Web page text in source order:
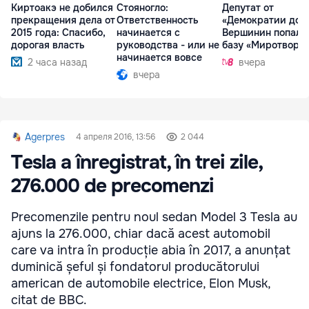
Киртоакэ не добился
прекращения дела от
2015 года: Спасибо,
дорогая власть
2 часа назад
Стояногло:
Ответственность
начинается с
руководства - или не
начинается вовсе
вчера
Депутат от
«Демократии
Вершинин попал в
базу
вчера
Agerpres 4 апреля 2016, 13:56 2 044
Tesla a înregistrat, în trei zile,
276.000 de precomenzi
Precomenzile pentru noul sedan Model 3 Tesla au
ajuns la 276.000, chiar dacă acest automobil
care va intra în producție abia în 2017, a anunțat
duminică șeful și fondatorul producătorului
american de automobile electrice, Elon Musk,
citat de BBC.